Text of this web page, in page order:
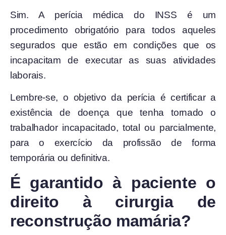
Sim. A perícia médica do INSS é um
procedimento obrigatório para todos aqueles
segurados que estão em condições que os
incapacitam de executar as suas atividades
laborais.
Lembre-se, o objetivo da perícia é certificar a
existência de doença que tenha tornado o
trabalhador incapacitado, total ou parcialmente,
para o exercício da profissão de forma
temporária ou definitiva.
É garantido à paciente o
direito à cirurgia de
reconstrução mamária?